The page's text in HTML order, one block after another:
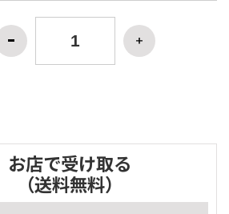
お店で受け取る
（送料無料）